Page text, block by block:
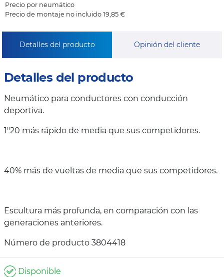
Precio por neumático
Precio de montaje no incluido 19,85 €
Detalles del producto Opinión del cliente
Detalles del producto
Neumático para conductores con conducción
deportiva.
1"20 más rápido de media que sus competidores.
40% más de vueltas de media que sus competidores.
Escultura más profunda, en comparación con las
generaciones anteriores.
Número de producto 3804418
Disponible